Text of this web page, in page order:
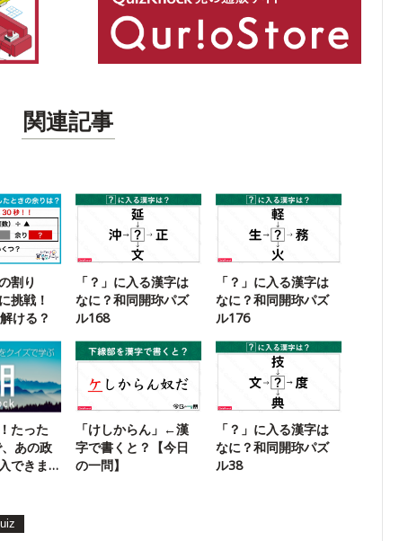
関連記事
割り
挑戦！
ける？
「？」に入る漢字は
なに？和同開珎パズ
ル168
「？」に入る漢字は
なに？和同開珎パズ
ル176
たった
あの政
できま
「けしからん」←漢
字で書くと？【今日
の一問】
「？」に入る漢字は
なに？和同開珎パズ
ル38